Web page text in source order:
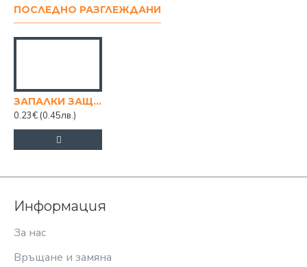
ПОСЛЕДНО РАЗГЛЕЖДАНИ
ЗАПАЛКИ ЗАЩИТЕНИ С ФЕНЕР, 50 БР.
0.23€ (0.45лв.)
Информация
За нас
Връщане и замяна